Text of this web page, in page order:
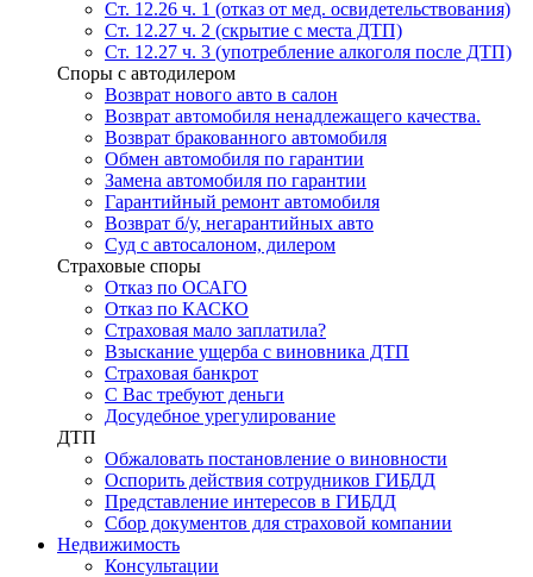
Ст. 12.26 ч. 1 (отказ от мед. освидетельствования)
Ст. 12.27 ч. 2 (скрытие с места ДТП)
Ст. 12.27 ч. 3 (употребление алкоголя после ДТП)
Споры с автодилером
Возврат нового авто в салон
Возврат автомобиля ненадлежащего качества.
Возврат бракованного автомобиля
Обмен автомобиля по гарантии
Замена автомобиля по гарантии
Гарантийный ремонт автомобиля
Возврат б/у, негарантийных авто
Суд с автосалоном, дилером
Страховые споры
Отказ по ОСАГО
Отказ по КАСКО
Страховая мало заплатила?
Взыскание ущерба с виновника ДТП
Страховая банкрот
С Вас требуют деньги
Досудебное урегулирование
ДТП
Обжаловать постановление о виновности
Оспорить действия сотрудников ГИБДД
Представление интересов в ГИБДД
Сбор документов для страховой компании
Недвижимость
Консультации